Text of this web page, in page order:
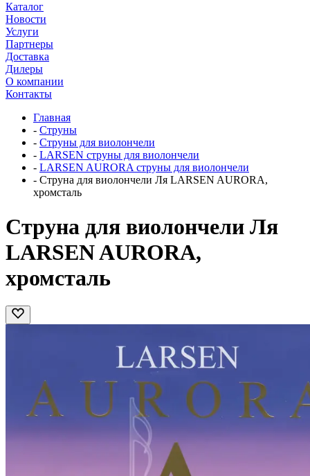
Каталог
Новости
Услуги
Партнеры
Доставка
Дилеры
О компании
Контакты
Главная
- Струны
- Струны для виолончели
- LARSEN струны для виолончели
- LARSEN AURORA струны для виолончели
- Струна для виолончели Ля LARSEN AURORA,
хромсталь
Струна для виолончели Ля
LARSEN AURORA,
хромсталь